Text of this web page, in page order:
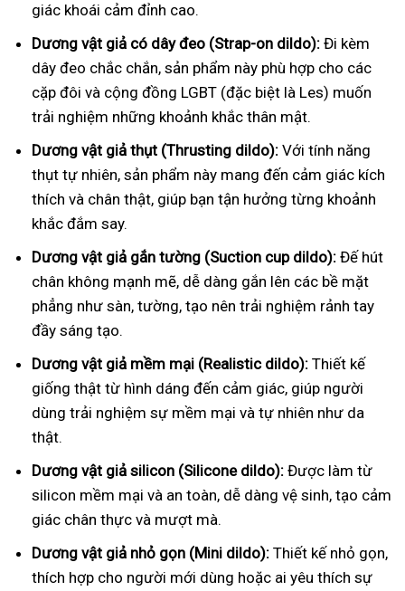
giác khoái cảm đỉnh cao.
Dương vật giả có dây đeo (Strap-on dildo): Đi kèm
dây đeo chắc chắn, sản phẩm này phù hợp cho các
cặp đôi và cộng đồng LGBT (đặc biệt là Les) muốn
trải nghiệm những khoảnh khắc thân mật.
Dương vật giả thụt (Thrusting dildo): Với tính năng
thụt tự nhiên, sản phẩm này mang đến cảm giác kích
thích và chân thật, giúp bạn tận hưởng từng khoảnh
khắc đắm say.
Dương vật giả gắn tường (Suction cup dildo): Đế hút
chân không mạnh mẽ, dễ dàng gắn lên các bề mặt
phẳng như sàn, tường, tạo nên trải nghiệm rảnh tay
đầy sáng tạo.
Dương vật giả mềm mại (Realistic dildo): Thiết kế
giống thật từ hình dáng đến cảm giác, giúp người
dùng trải nghiệm sự mềm mại và tự nhiên như da
thật.
Dương vật giả silicon (Silicone dildo): Được làm từ
silicon mềm mại và an toàn, dễ dàng vệ sinh, tạo cảm
giác chân thực và mượt mà.
Dương vật giả nhỏ gọn (Mini dildo): Thiết kế nhỏ gọn,
thích hợp cho người mới dùng hoặc ai yêu thích sự